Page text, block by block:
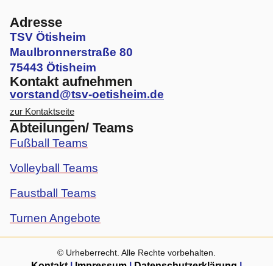
Adresse
TSV Ötisheim
Maulbronnerstraße 80
75443 Ötisheim
Kontakt aufnehmen
vorstand@tsv-oetisheim.de
zur Kontaktseite
Abteilungen/ Teams
Fußball Teams
Volleyball Teams
Faustball Teams
Turnen Angebote
© Urheberrecht. Alle Rechte vorbehalten.